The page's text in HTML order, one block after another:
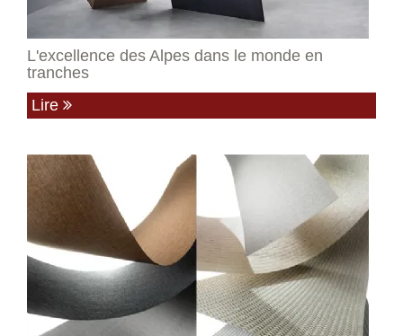
L'excellence des Alpes dans le monde en
tranches
Lire